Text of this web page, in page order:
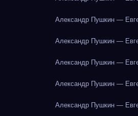
Александр Пушкин —
Александр Пушкин —
Александр Пушкин —
Александр Пушкин —
Александр Пушкин —